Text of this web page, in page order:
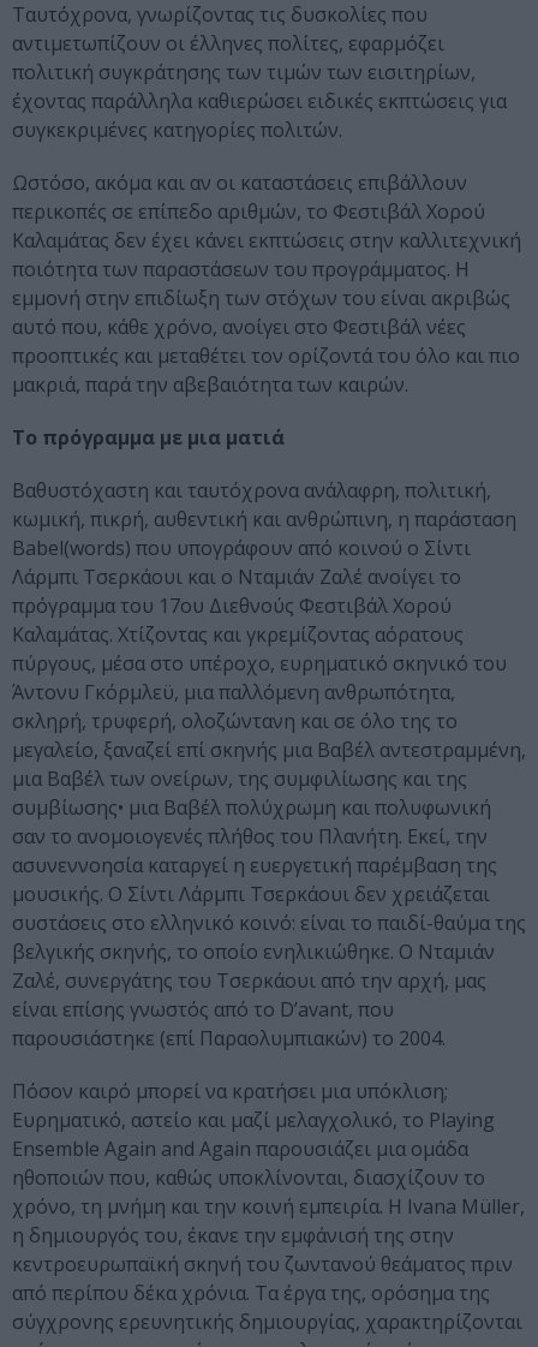
Ταυτόχρονα, γνωρίζοντας τις δυσκολίες που
αντιμετωπίζουν οι έλληνες πολίτες, εφαρμόζει
πολιτική συγκράτησης των τιμών των εισιτηρίων,
έχοντας παράλληλα καθιερώσει ειδικές εκπτώσεις για
συγκεκριμένες κατηγορίες πολιτών.
Ωστόσο, ακόμα και αν οι καταστάσεις επιβάλλουν
περικοπές σε επίπεδο αριθμών, το Φεστιβάλ Χορού
Καλαμάτας δεν έχει κάνει εκπτώσεις στην καλλιτεχνική
ποιότητα των παραστάσεων του προγράμματος. Η
εμμονή στην επιδίωξη των στόχων του είναι ακριβώς
αυτό που, κάθε χρόνο, ανοίγει στο Φεστιβάλ νέες
προοπτικές και μεταθέτει τον ορίζοντά του όλο και πιο
μακριά, παρά την αβεβαιότητα των καιρών.
Το πρόγραμμα με μια ματιά
Βαθυστόχαστη και ταυτόχρονα ανάλαφρη, πολιτική,
κωμική, πικρή, αυθεντική και ανθρώπινη, η παράσταση
Babel(words) που υπογράφουν από κοινού ο Σίντι
Λάρμπι Τσερκάουι και ο Νταμιάν Ζαλέ ανοίγει το
πρόγραμμα του 17ου Διεθνούς Φεστιβάλ Χορού
Καλαμάτας. Χτίζοντας και γκρεμίζοντας αόρατους
πύργους, μέσα στο υπέροχο, ευρηματικό σκηνικό του
Άντονυ Γκόρμλεϋ, μια παλλόμενη ανθρωπότητα,
σκληρή, τρυφερή, ολοζώντανη και σε όλο της το
μεγαλείο, ξαναζεί επί σκηνής μια Βαβέλ αντεστραμμένη,
μια Βαβέλ των ονείρων, της συμφιλίωσης και της
συμβίωσης• μια Βαβέλ πολύχρωμη και πολυφωνική
σαν το ανομοιογενές πλήθος του Πλανήτη. Εκεί, την
ασυνεννοησία καταργεί η ευεργετική παρέμβαση της
μουσικής. Ο Σίντι Λάρμπι Τσερκάουι δεν χρειάζεται
συστάσεις στο ελληνικό κοινό: είναι το παιδί-θαύμα της
βελγικής σκηνής, το οποίο ενηλικιώθηκε. Ο Νταμιάν
Ζαλέ, συνεργάτης του Τσερκάουι από την αρχή, μας
είναι επίσης γνωστός από το D’avant, που
παρουσιάστηκε (επί Παραολυμπιακών) το 2004.
Πόσον καιρό μπορεί να κρατήσει μια υπόκλιση;
Eυρηματικό, αστείο και μαζί μελαγχολικό, το Playing
Ensemble Again and Again παρουσιάζει μια ομάδα
ηθοποιών που, καθώς υποκλίνονται, διασχίζουν το
χρόνο, τη μνήμη και την κοινή εμπειρία. Η Ivana Müller,
η δημιουργός του, έκανε την εμφάνισή της στην
κεντροευρωπαϊκή σκηνή του ζωντανού θεάματος πριν
από περίπου δέκα χρόνια. Τα έργα της, ορόσημα της
σύγχρονης ερευνητικής δημιουργίας, χαρακτηρίζονται